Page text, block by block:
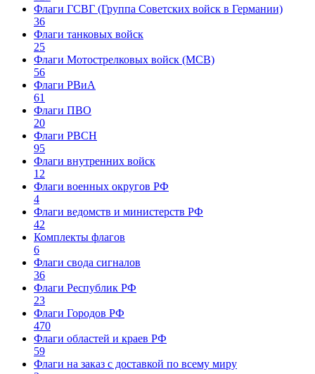
Флаги ГСВГ (Группа Советских войск в Германии)
36
Флаги танковых войск
25
Флаги Мотострелковых войск (МСВ)
56
Флаги РВиА
61
Флаги ПВО
20
Флаги РВСН
95
Флаги внутренних войск
12
Флаги военных округов РФ
4
Флаги ведомств и министерств РФ
42
Комплекты флагов
6
Флаги свода сигналов
36
Флаги Республик РФ
23
Флаги Городов РФ
470
Флаги областей и краев РФ
59
Флаги на заказ с доставкой по всему миру